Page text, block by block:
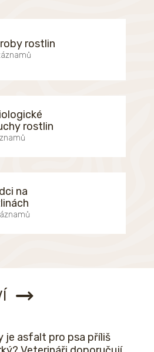
rostlin
rostlin
na
je asfalt pro psa příliš